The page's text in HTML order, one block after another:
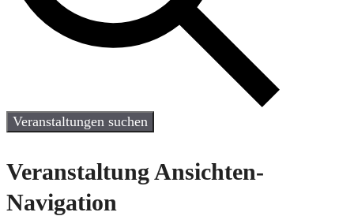
Veranstaltungen suchen
Veranstaltung Ansichten-
Navigation